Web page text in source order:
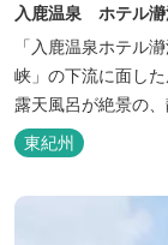
入鹿温泉 ホテル瀞
「入鹿温泉ホテル
峡」の下流に面し
露天風呂が絶景の
る温泉宿泊施設です。 熊野古道をはじめ、日本一の棚田と称
丸山千枚田、赤木
くに点在し、和歌
東紀州